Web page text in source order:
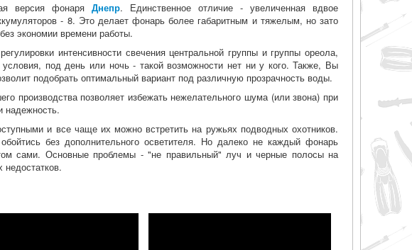
версия фонаря Днепр. Единственное отличие - увеличенная вдвое
- 8. Это делает фонарь более габаритным и тяжелым, но зато
экономии времени работы.
интенсивности свечения центральной группы и группы ореола,
под день или ночь - такой возможности нет ни у кого. Также, Вы
подобрать оптимальный вариант под различную прозрачность воды.
производства позволяет избежать нежелательного шума (или звона) при
надежность.
и все чаще их можно встретить на ружьях подводных охотников.
без дополнительного осветителя. Но далеко не каждый фонарь
сами. Основные проблемы - "не правильный" луч и черные полосы на